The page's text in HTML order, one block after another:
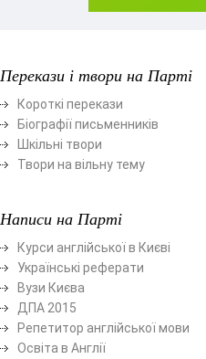
Перекази і твори на Парті
Короткі перекази
Біографії письменників
Шкільні твори
Твори на вільну тему
Написи на Парті
Курси англійської в Києві
Українські реферати
Вузи Києва
ДПА 2015
Репетитор англійської мови
Освіта в Англії